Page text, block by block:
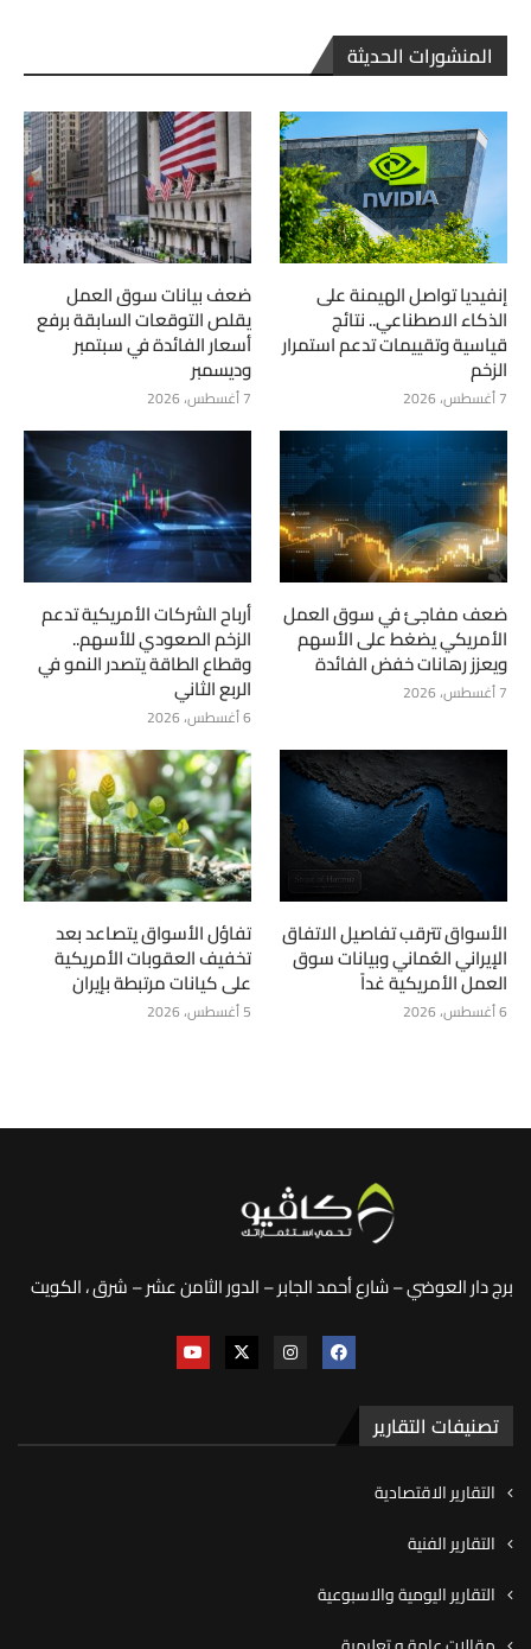
المنشورات الحديثة
إنفيديا تواصل الهيمنة على
الذكاء الاصطناعي.. نتائج
قياسية وتقييمات تدعم استمرار
الزخم
7 أغسطس، 2026
ضعف بيانات سوق العمل
يقلص التوقعات السابقة برفع
أسعار الفائدة في سبتمبر
وديسمبر
7 أغسطس، 2026
ضعف مفاجئ في سوق العمل
الأمريكي يضغط على الأسهم
ويعزز رهانات خفض الفائدة
7 أغسطس، 2026
أرباح الشركات الأمريكية تدعم
الزخم الصعودي للأسهم..
وقطاع الطاقة يتصدر النمو في
الربع الثاني
6 أغسطس، 2026
الأسواق تترقب تفاصيل الاتفاق
الإيراني العُماني وبيانات سوق
العمل الأمريكية غداً
6 أغسطس، 2026
تفاؤل الأسواق يتصاعد بعد
تخفيف العقوبات الأمريكية
على كيانات مرتبطة بإيران
5 أغسطس، 2026
برج دار العوضي – شارع أحمد الجابر – الدور الثامن عشر – شرق ، الكويت
تصنيفات التقارير
التقارير الاقتصادية
التقارير الفنية
التقارير اليومية والاسبوعية